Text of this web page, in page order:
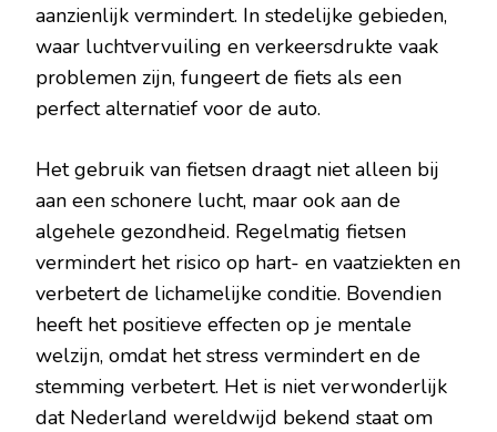
aanzienlijk vermindert. In stedelijke gebieden,
waar luchtvervuiling en verkeersdrukte vaak
problemen zijn, fungeert de fiets als een
perfect alternatief voor de auto.
Het gebruik van fietsen draagt niet alleen bij
aan een schonere lucht, maar ook aan de
algehele gezondheid. Regelmatig fietsen
vermindert het risico op hart- en vaatziekten en
verbetert de lichamelijke conditie. Bovendien
heeft het positieve effecten op je mentale
welzijn, omdat het stress vermindert en de
stemming verbetert. Het is niet verwonderlijk
dat Nederland wereldwijd bekend staat om